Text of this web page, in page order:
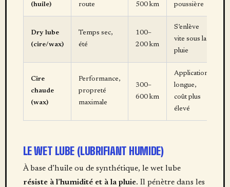
(huile)
route
500 km
poussière
Dry lube
(cire/wax)
Temps sec,
été
100–
200 km
S’enlève
vite sous la
pluie
Cire
chaude
(wax)
Performance,
propreté
maximale
300–
600 km
Application
longue,
coût plus
élevé
LE WET LUBE (LUBRIFIANT HUMIDE)
À base d’huile ou de synthétique, le wet lube
résiste à l’humidité et à la pluie. Il pénètre dans les